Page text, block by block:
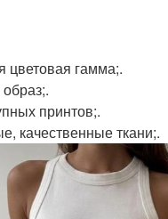
цветовая гамма;.
принтов;.
качественные ткани;.